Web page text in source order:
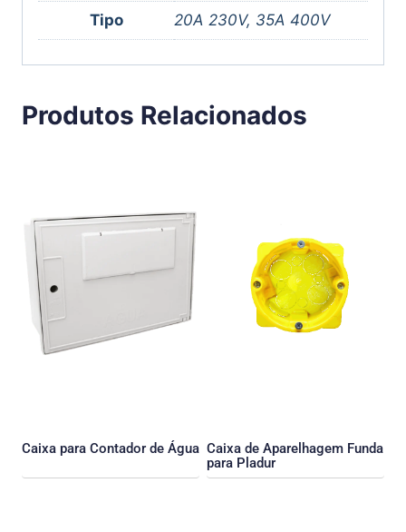
Tipo 20A 230V, 35A 400V
Produtos Relacionados
Caixa para Contador de Água Caixa de Aparelhagem Funda
para Pladur